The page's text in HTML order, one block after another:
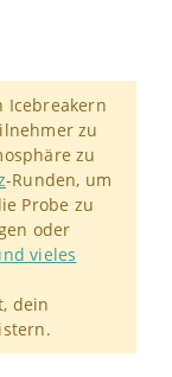
Icebreakern
zu
zu
-Runden, um
Probe zu
oder
vieles
dein